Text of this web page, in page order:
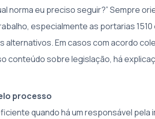
norma eu preciso seguir?” Sempre
especialmente as portarias 1510
alternativos. Em casos com acordo
conteúdo sobre legislação, há
processo
quando há um responsável pela